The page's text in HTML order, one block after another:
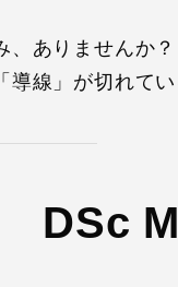
、ありませんか？
線」が切れてい
DSc